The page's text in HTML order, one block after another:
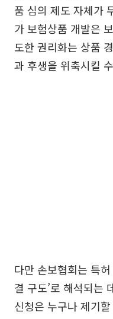
품 심의 제도 자체가
가 보험상품 개발은
도한 권리화는 상품
과 후생을 위축시킬
다만 손보협회는 특
결 구도’로 해석되는
신청은 누구나 제기